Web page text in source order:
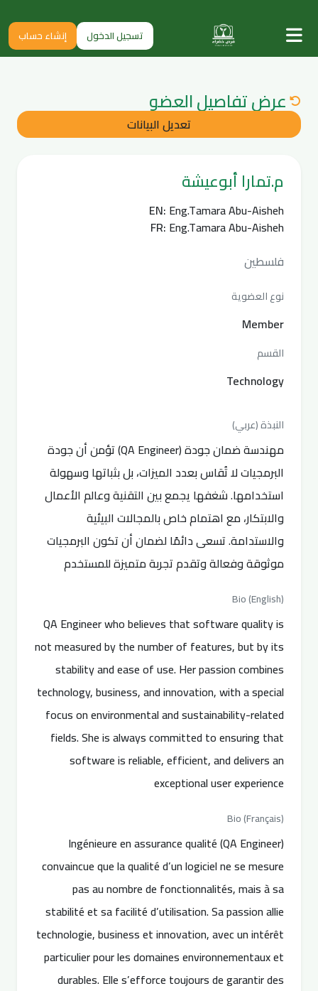
تسجيل الدخول إنشاء حساب
عرض تفاصيل العضو
تعديل البيانات
م.تمارا أبوعيشة
EN: Eng.Tamara Abu-Aisheh
FR: Eng.Tamara Abu-Aisheh
فلسطين
نوع العضوية
Member
القسم
Technology
النبذة (عربي)
مهندسة ضمان جودة (QA Engineer) تؤمن أن جودة
البرمجيات لا تُقاس بعدد الميزات، بل بثباتها وسهولة
استخدامها. شغفها يجمع بين التقنية وعالم الأعمال
والابتكار، مع اهتمام خاص بالمجالات البيئية
والاستدامة. تسعى دائمًا لضمان أن تكون البرمجيات
موثوقة وفعالة وتقدم تجربة متميزة للمستخدم
Bio (English)
QA Engineer who believes that software quality is
not measured by the number of features, but by its
stability and ease of use. Her passion combines
technology, business, and innovation, with a special
focus on environmental and sustainability-related
fields. She is always committed to ensuring that
software is reliable, efficient, and delivers an
exceptional user experience
Bio (Français)
Ingénieure en assurance qualité (QA Engineer)
convaincue que la qualité d’un logiciel ne se mesure
pas au nombre de fonctionnalités, mais à sa
stabilité et sa facilité d’utilisation. Sa passion allie
technologie, business et innovation, avec un intérêt
particulier pour les domaines environnementaux et
durables. Elle s’efforce toujours de garantir des